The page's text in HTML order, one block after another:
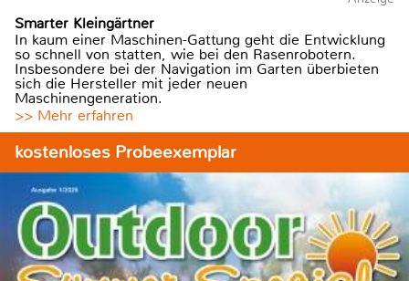
Smarter Kleingärtner
In kaum einer Maschinen-Gattung geht die Entwicklung
so schnell von statten, wie bei den Rasenrobotern.
Insbesondere bei der Navigation im Garten überbieten
sich die Hersteller mit jeder neuen
Maschinengeneration.
>> Mehr erfahren
kostenloses Probeexemplar